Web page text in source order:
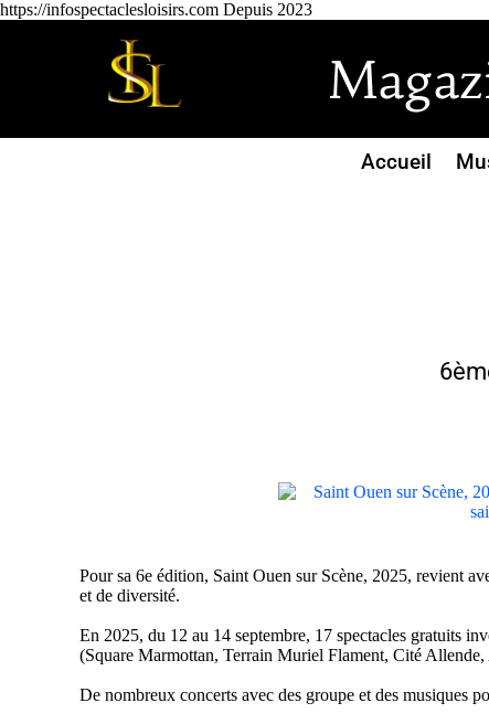
https://infospectaclesloisirs.com Depuis 2023
Accueil
Pour sa 6e édition, Saint Ouen sur Scène, 2025, revient
et de diversité.
En 2025, du 12 au 14 septembre, 17 spectacles gratuits
(Square Marmottan, Terrain Muriel Flament, Cité
De nombreux concerts avec des groupe et des musiques